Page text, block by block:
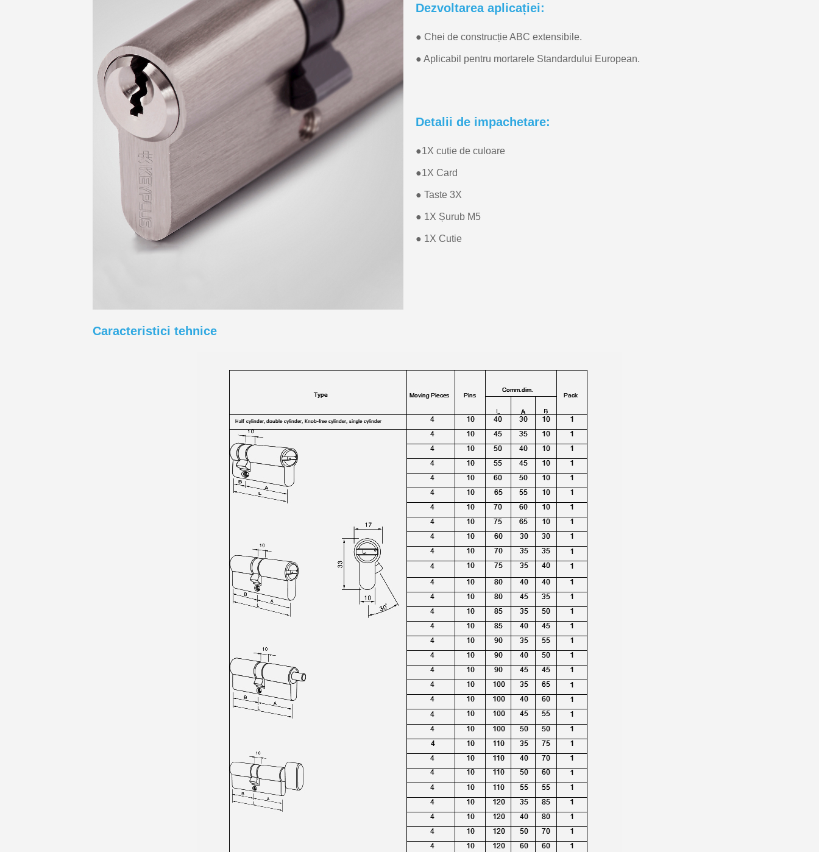
Dezvoltarea aplicației:
● Chei de construcție ABC extensibile.
● Aplicabil pentru mortarele Standardului European.
Detalii de impachetare:
●1X cutie de culoare
●1X Card
● Taste 3X
● 1X Șurub M5
● 1X Cutie
Caracteristici tehnice